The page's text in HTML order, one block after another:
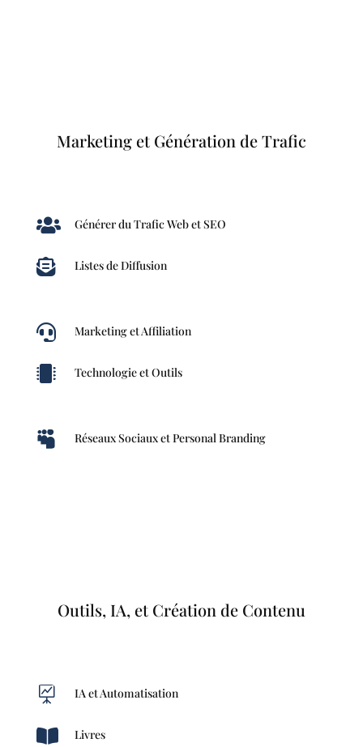
Marketing et Génération de Trafic
 Générer du Trafic Web et SEO
 Listes de Diffusion
 Marketing et Affiliation
 Technologie et Outils
 Réseaux Sociaux et Personal Branding
Outils, IA, et Création de Contenu
 IA et Automatisation
 Livres